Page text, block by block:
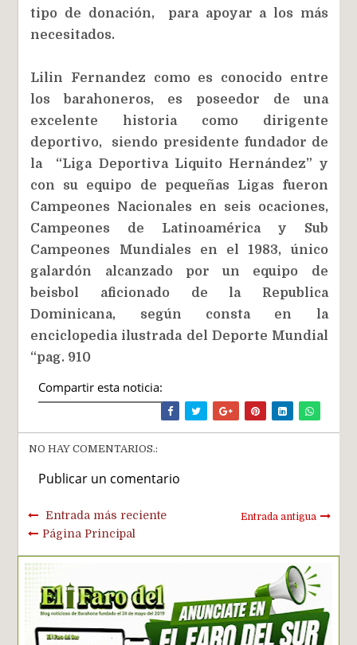
tipo de donación, para apoyar a los más
necesitados.
Lilin Fernandez como es conocido entre
los barahoneros, es poseedor de una
excelente historia como dirigente
deportivo, siendo presidente fundador de
la “Liga Deportiva Liquito Hernández” y
con su equipo de pequeñas Ligas fueron
Campeones Nacionales en seis ocaciones,
Campeones de Latinoamérica y Sub
Campeones Mundiales en el 1983, único
galardón alcanzado por un equipo de
beisbol aficionado de la Republica
Dominicana, según consta en la
enciclopedia ilustrada del Deporte Mundial
“pag. 910
Compartir esta noticia:
NO HAY COMENTARIOS.:
Publicar un comentario
Entrada más reciente Entrada antigua
Página Principal